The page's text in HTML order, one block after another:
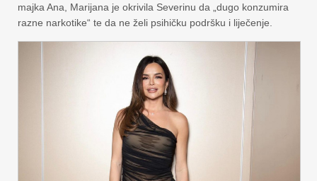
majka Ana, Marijana je okrivila Severinu da „dugo konzumira
razne narkotike“ te da ne želi psihičku podršku i liječenje.